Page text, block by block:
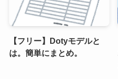
【フリー】Dotyモデルと
は。簡単にまとめ。